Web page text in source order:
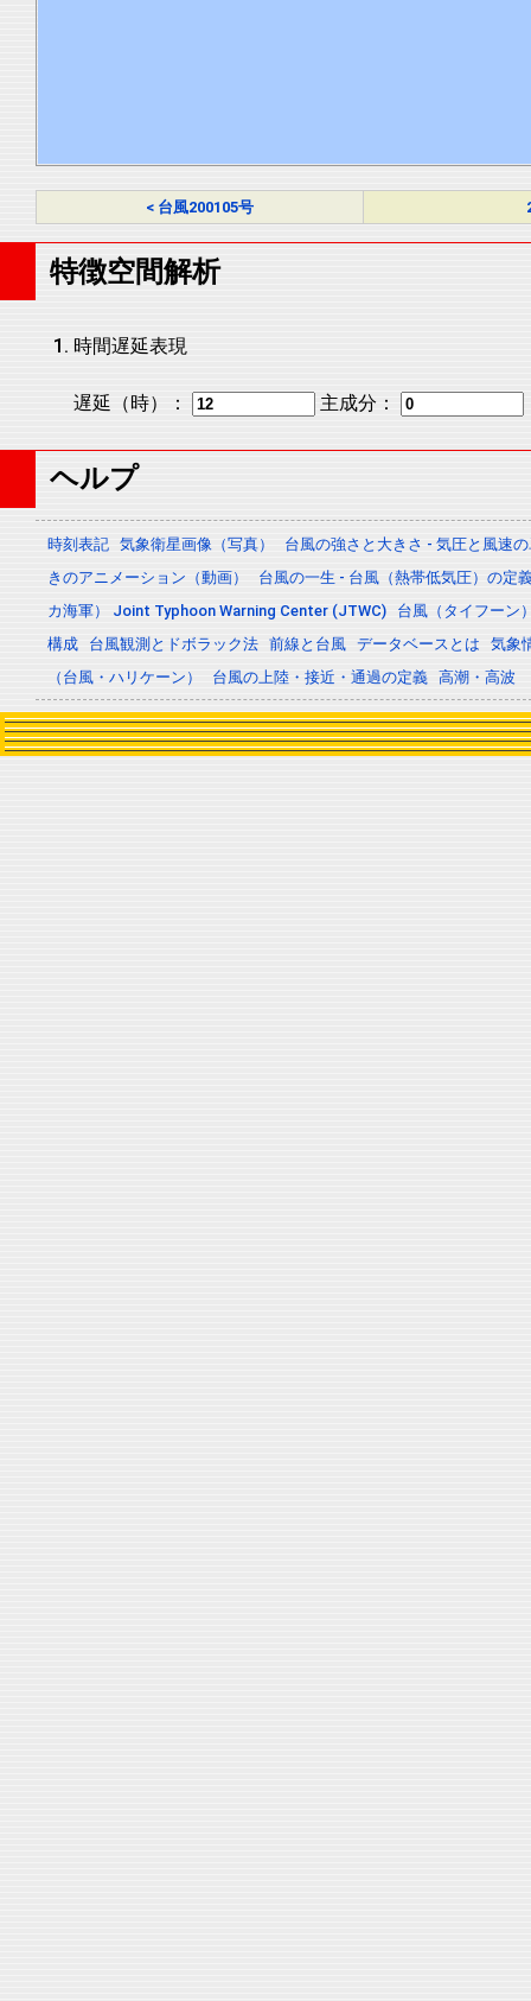
< 台風200105号
特徴空間解析
時間遅延表現
遅延（時）： 主成分：
ヘルプ
時刻表記 気象衛星画像（写真）
台風の強さと大きさ - 気圧と風速
きのアニメーション（動画）
台風の一生 - 台風（熱帯低気圧）の定
カ海軍） Joint Typhoon Warning Center (JTWC)
台風（タイフーン
構成
台風観測とドボラック法 前線と台風 データベースとは
気象
（台風・ハリケーン）
台風の上陸・接近・通過の定義 高潮・高波